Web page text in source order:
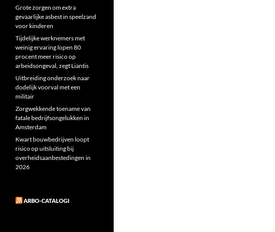
Grote zorgen om extra
gevaarlijke asbest in speelzand
voor kinderen
Tijdelijke werknemers met
weinig ervaring lopen 80
procent meer risico op
arbeidsongeval, zegt Liantis
Uitbreiding onderzoek naar
dodelijk voorval met een
militair
Zorgwekkende toename van
fatale bedrijfsongelukken in
Amsterdam
Kwart bouwbedrijven loopt
risico op uitsluiting bij
overheidsaanbestedingen in
2026
ARBO-CATALOGI